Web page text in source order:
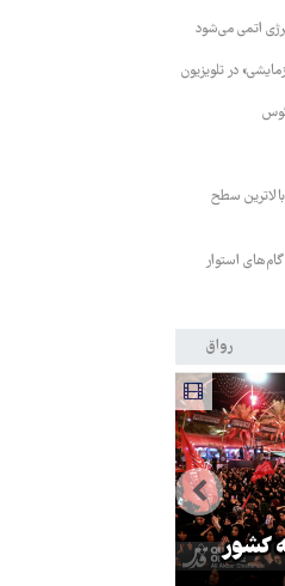
اتمی می‌شود
در تلویزیون
اربعین: اربعین ۱۴۰۵ در بالاترین سطح
استوار
رواق
کشور